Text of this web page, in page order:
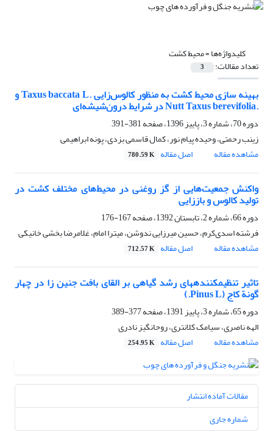
کلیدواژه‌ها =محیط کشت
تعداد مقالات: 3
بهینه سازی محیط کشت به منظور کالوس‌زایی .Taxus baccata L و
.Nutt Taxus berevifolia در شرایط درون‌شیشه‌ای
دوره 70، شماره 3، پاییز 1396، صفحه
381-391
زینب رحمتی، وحیده پیام نور، کمال قاسمی بزدی، پونه ابراهیمی
مشاهده مقاله
اصل مقاله 780.59 K
واکنش جمعیت‌هایی از گز روغنی در محیط‌های مختلف کشت در
تولید کالوس و باززایی
دوره 66، شماره 2، تابستان 1392، صفحه
167-176
فرشته اسدی‌کرم، حسین میرزایی ندوشن، میترا امام، غلامرضا بخشی خانیکی
مشاهده مقاله
اصل مقاله 712.57 K
تاثیر تنظیمکنندههای رشد گیاهی بر القای بافت جنین زا در چهار
گونة کاج (Pinus L.)
دوره 65، شماره 3، پاییز 1391، صفحه
377-389
الهه ناصری، سیامک کلانتری، روحانگیز نادری
مشاهده مقاله
اصل مقاله 254.95 K
مقالات آماده انتشار
شماره جاری